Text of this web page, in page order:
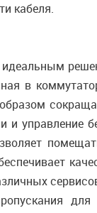
кабеля.
идеальным
в
и управление